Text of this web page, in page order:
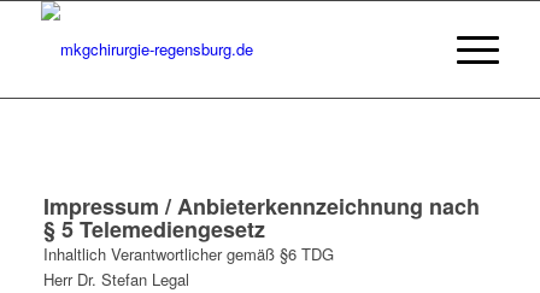
Impressum / Anbieterkennzeichnung nach
§ 5 Telemediengesetz
Inhaltlich Verantwortlicher gemäß §6 TDG
Herr Dr. Stefan Legal